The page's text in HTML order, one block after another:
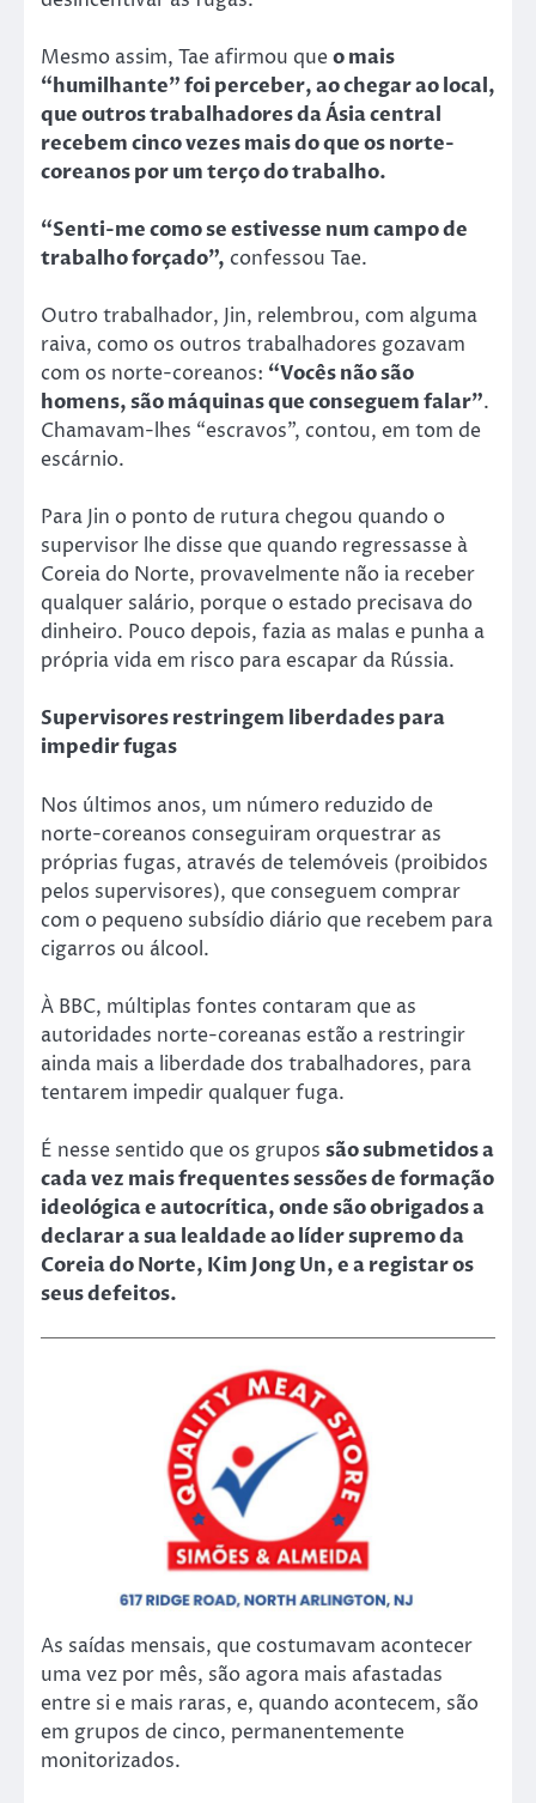
Mesmo assim, Tae afirmou queo mais
“humilhante” foi perceber, ao chegar ao local,
que outros trabalhadores da Ásia central
recebem cinco vezes mais do que os norte-
coreanos por um terço do trabalho.
“Senti-me como se estivesse num campo de
trabalho forçado”, confessou Tae.
Outro trabalhador, Jin, relembrou, com alguma
raiva, como os outros trabalhadores gozavam
com os norte-coreanos: “Vocês não são
homens, são máquinas que conseguem falar”.
Chamavam-lhes “escravos”, contou, em tom de
escárnio.
Para Jin o ponto de rutura chegou quando o
supervisor lhe disse que quando regressasse à
Coreia do Norte, provavelmente não ia receber
qualquer salário, porque o estado precisava do
dinheiro. Pouco depois, fazia as malas e punha a
própria vida em risco para escapar da Rússia.
Supervisores restringem liberdades para
impedir fugas
Nos últimos anos, um número reduzido de
norte-coreanos conseguiram orquestrar as
próprias fugas, através de telemóveis (proibidos
pelos supervisores), que conseguem comprar
com o pequeno subsídio diário que recebem para
cigarros ou álcool.
À BBC, múltiplas fontes contaram que as
autoridades norte-coreanas estão a restringir
ainda mais a liberdade dos trabalhadores, para
tentarem impedir qualquer fuga.
É nesse sentido que os grupos são submetidos a
cada vez mais frequentes sessões de formação
ideológica e autocrítica, onde são obrigados a
declarar a sua lealdade ao líder supremo da
Coreia do Norte, Kim Jong Un, e a registar os
seus defeitos.
As saídas mensais, que costumavam acontecer
uma vez por mês, são agora mais afastadas
entre si e mais raras, e, quando acontecem, são
em grupos de cinco, permanentemente
monitorizados.